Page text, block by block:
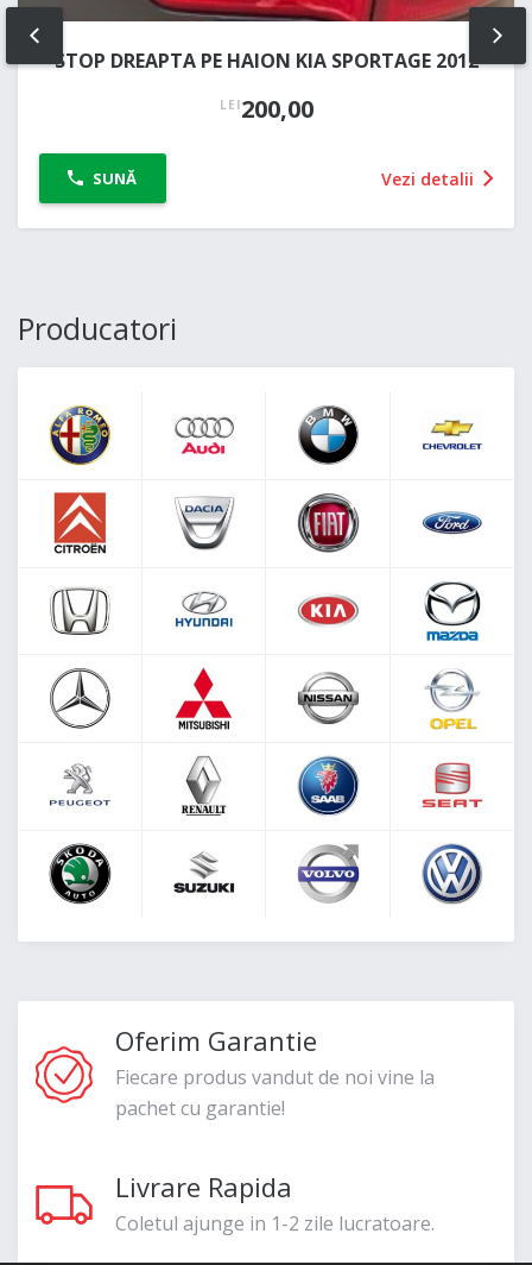
STOP DREAPTA PE HAION KIA SPORTAGE 2012
LEI200,00
SUNĂ Vezi detalii
PREV
Producatori
Oferim Garantie
Fiecare produs vandut de noi vine la
pachet cu garantie!
Livrare Rapida
Coletul ajunge in 1-2 zile lucratoare.